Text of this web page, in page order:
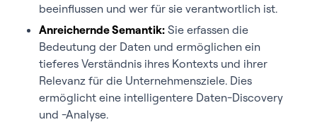
beeinflussen und wer für sie verantwortlich ist.
Anreichernde Semantik: Sie erfassen die
Bedeutung der Daten und ermöglichen ein
tieferes Verständnis ihres Kontexts und ihrer
Relevanz für die Unternehmensziele. Dies
ermöglicht eine intelligentere Daten-Discovery
und -Analyse.